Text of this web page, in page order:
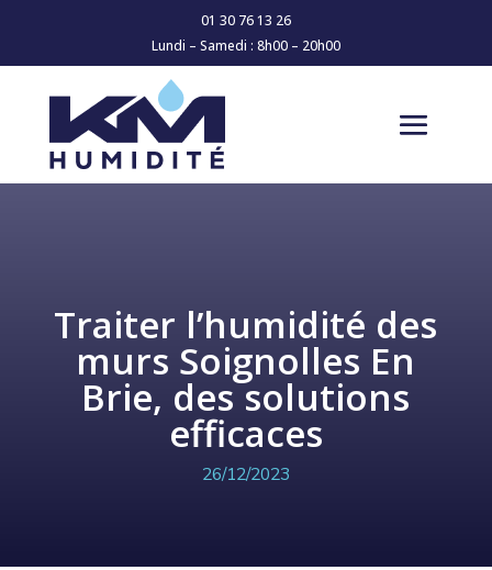
01 30 76 13 26
Lundi – Samedi : 8h00 – 20h00
Traiter l’humidité des
murs Soignolles En
Brie, des solutions
efficaces
26/12/2023